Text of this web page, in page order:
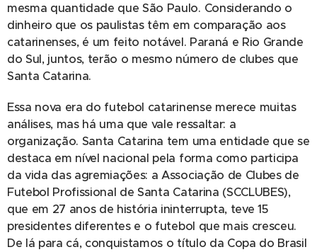
mesma quantidade que São Paulo. Considerando o
dinheiro que os paulistas têm em comparação aos
catarinenses, é um feito notável. Paraná e Rio Grande
do Sul, juntos, terão o mesmo número de clubes que
Santa Catarina.
Essa nova era do futebol catarinense merece muitas
análises, mas há uma que vale ressaltar: a
organização. Santa Catarina tem uma entidade que se
destaca em nível nacional pela forma como participa
da vida das agremiações: a Associação de Clubes de
Futebol Profissional de Santa Catarina (SCCLUBES),
que em 27 anos de história ininterrupta, teve 15
presidentes diferentes e o futebol que mais cresceu.
De lá para cá, conquistamos o título da Copa do Brasil